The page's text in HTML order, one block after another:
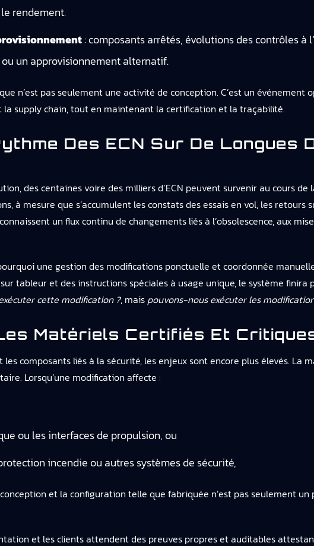
rendement.
: composants arrêtés, évolutions des contrôles
un approvisionnement alternatif.
n’est pas seulement une activité de conception. C’est un
la supply chain, tout en maintenant la certification et la traçabilité.
Des ECN Sur De Longues
des centaines voire des milliers d’ECN peuvent survenir au cours
à mesure que s’accumulent les constats des essais en vol, les
un flux continu de changements liés à l’obsolescence, aux
une gestion des modifications ponctuelle et coordonnée
tableur et des instructions spéciales à usage unique, le système
cette modification ?, mais pouvons-nous exécuter les
Matériels Certifiés Et
composants liés à la sécurité, les enjeux sont encore plus élevés.
Lorsqu’une modification affecte :
ou les interfaces de propulsion, ou
incendie ou autres systèmes de sécurité,
et la configuration telle que fabriquée n’est pas seulement un
et les clients attendent des preuves propres et auditables